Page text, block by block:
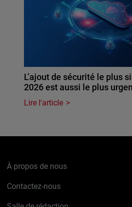
L’ajout de sécurité le plus
2026 est aussi le plus
Lire l'article
À propos de nous
Contactez-nous